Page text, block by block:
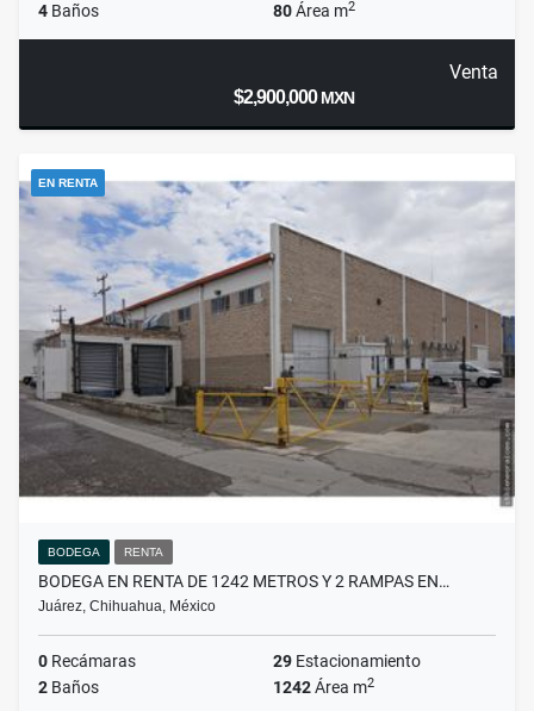
4 Baños 80Área m2
Venta
$2,900,000MXN
EN RENTA
BODEGA RENTA
BODEGA EN RENTA DE 1242 METROS Y 2 RAMPAS EN…
Juárez, Chihuahua, México
0 Recámaras 29 Estacionamiento
2 Baños 1242Área m2